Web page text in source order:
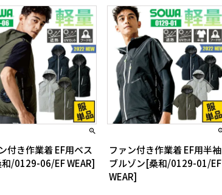
付き作業着 EF用ベス
和/0129-06/EF WEAR]
ファン付き作業着 EF用半袖
ブルゾン[桑和/0129-01/EF
WEAR]